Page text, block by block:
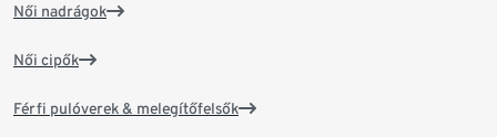
Női nadrágok
Női cipők
Férfi pulóverek & melegítőfelsők